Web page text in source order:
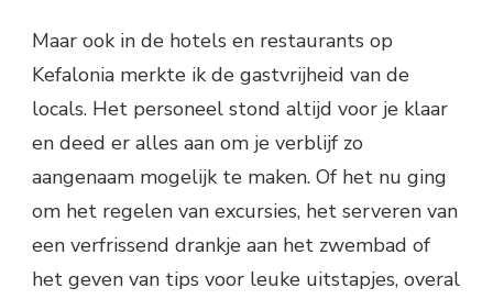
Maar ook in de hotels en restaurants op
Kefalonia merkte ik de gastvrijheid van de
locals. Het personeel stond altijd voor je klaar
en deed er alles aan om je verblijf zo
aangenaam mogelijk te maken. Of het nu ging
om het regelen van excursies, het serveren van
een verfrissend drankje aan het zwembad of
het geven van tips voor leuke uitstapjes, overal